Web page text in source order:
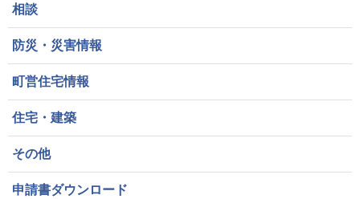
相談
防災・災害情報
町営住宅情報
住宅・建築
その他
申請書ダウンロード